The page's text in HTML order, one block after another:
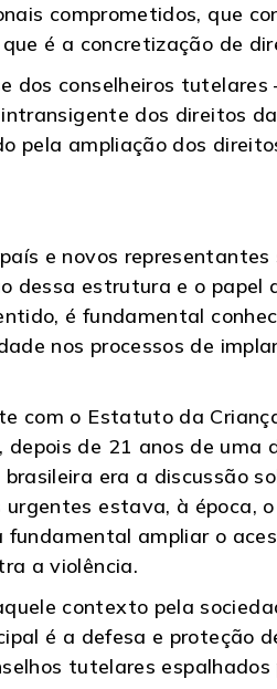
comprometidos, que
é a concretização de
conselheiros
dos direitos
pela ampliação dos
e novos
dessa estrutura e o
é fundamental
nos processos de
com o Estatuto da
de 21 anos de
era a discussão
estava, à época,
fundamental ampliar o
a violência.
contexto pela
é a defesa e proteção
tutelares espalhados